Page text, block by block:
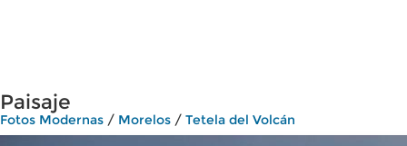
Paisaje
Fotos Modernas / Morelos / Tetela del Volcán